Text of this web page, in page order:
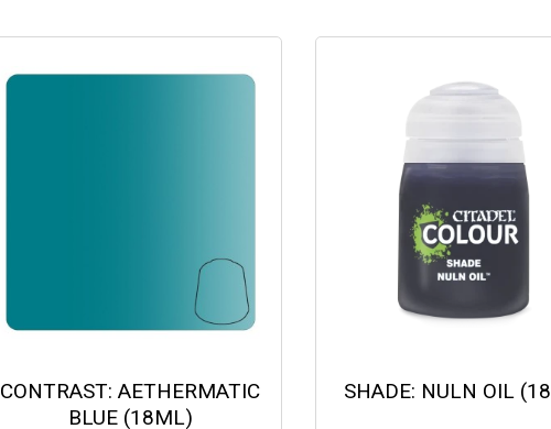
CONTRAST: AETHERMATIC
BLUE (18ML)
SHADE: NULN OIL